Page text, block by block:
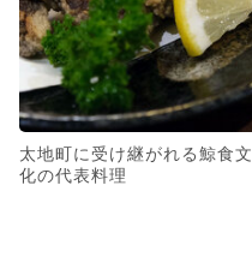
太地町に受け継がれる鯨食文
化の代表料理